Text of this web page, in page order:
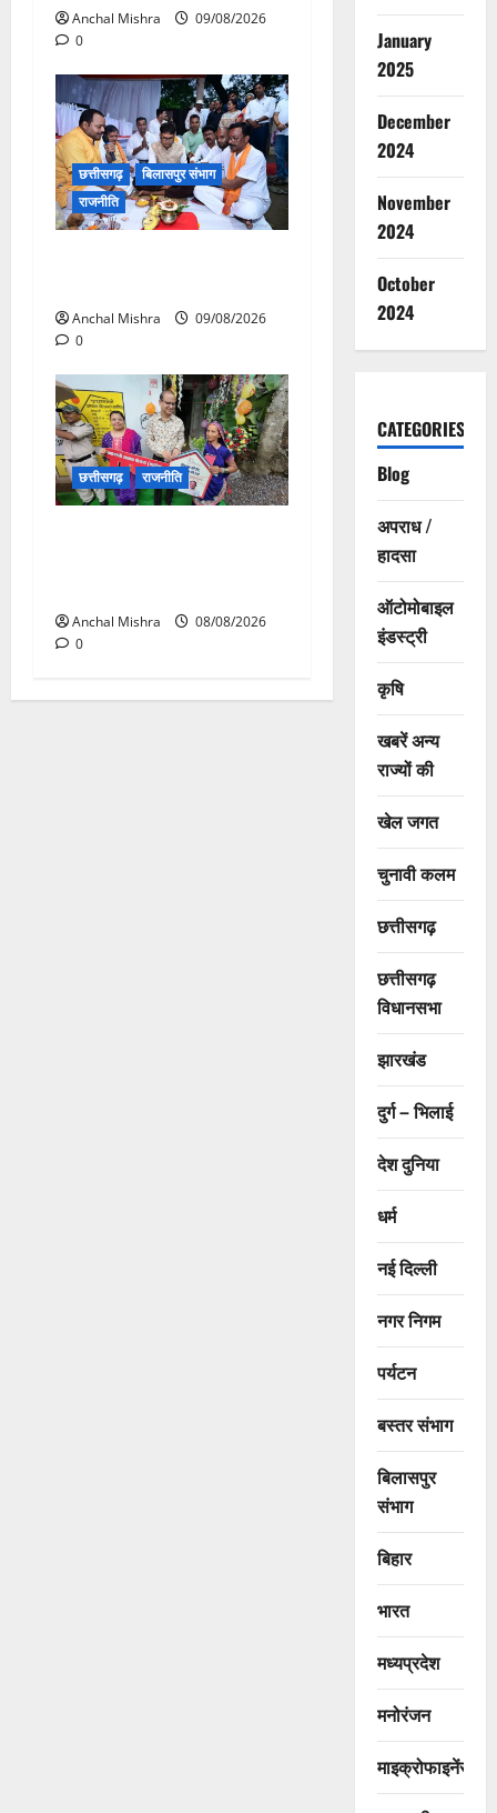
Anchal Mishra
09/08/2026
0
छत्तीसगढ़
बिलासपुर संभाग
राजनीति
Anchal Mishra
09/08/2026
0
छत्तीसगढ़ राजनीति
Anchal Mishra
08/08/2026
0
January
2025
December
2024
November
2024
October
2024
CATEGORIES
Blog
अपराध /
हादसा
ऑटोमोबाइल
इंडस्ट्री
कृषि
खबरें अन्य
राज्यों की
खेल जगत
चुनावी कलम
छत्तीसगढ़
छत्तीसगढ़
विधानसभा
झारखंड
दुर्ग – भिलाई
देश दुनिया
धर्म
नई दिल्ली
नगर निगम
पर्यटन
बस्तर संभाग
बिलासपुर
संभाग
बिहार
भारत
मध्यप्रदेश
मनोरंजन
माइक्रोफाइनेंस